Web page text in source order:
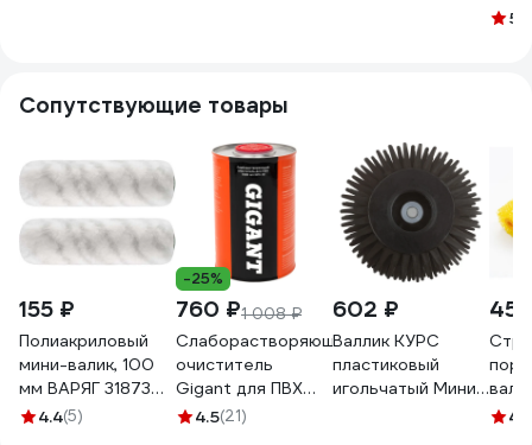
5
Сопутствующие товары
155 ₽
Полиакриловый
мини-валик, 100
мм ВАРЯГ 31873
тов-149014 (2 шт.)
4.4(5)
-25%
760 ₽1 008 ₽
Слаборастворяющий
очиститель
Gigant для ПВХ
1000 мл GPC-10
4.5(21)
602 ₽
Валлик КУРС
пластиковый
игольчатый Мини,
4.6